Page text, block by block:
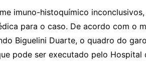
imuno-histoquímico
para o caso. De acordo com o
Biguelini Duarte, o quadro do
pode ser executado pelo Hospital